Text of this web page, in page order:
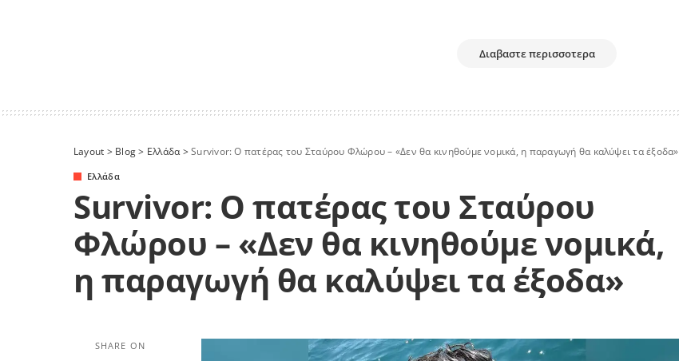
Διαβαστε περισσοτερα
Layout > Blog> Ελλάδα>Survivor: Ο πατέρας του Σταύρου Φλώρου – «Δεν θα κινηθούμε νομικά, η παραγωγή θα καλύψει τα έξοδα»
Ελλάδα
Survivor: Ο πατέρας του Σταύρου
Φλώρου – «Δεν θα κινηθούμε νομικά,
η παραγωγή θα καλύψει τα έξοδα»
SHARE ON